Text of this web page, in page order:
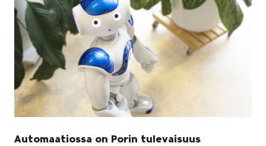
Automaatiossa on Porin tulevaisuus